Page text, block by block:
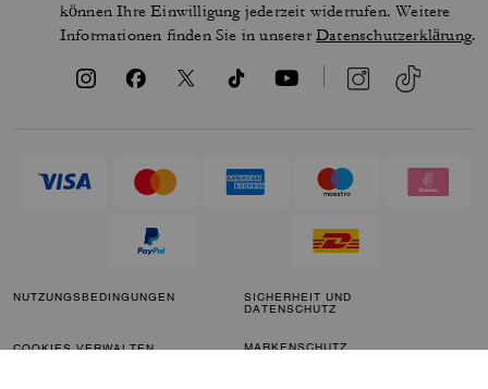
können Ihre Einwilligung jederzeit widerrufen. Weitere
Informationen finden Sie in unsererDatenschutzerklärung.
NUTZUNGSBEDINGUNGEN
SICHERHEIT UND
DATENSCHUTZ
COOKIES VERWALTEN MARKENSCHUTZ